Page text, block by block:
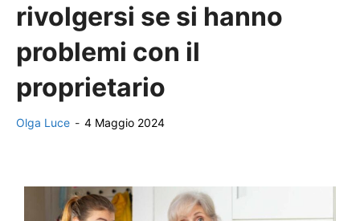
rivolgersi se si hanno
problemi con il
proprietario
Olga Luce - 4 Maggio 2024